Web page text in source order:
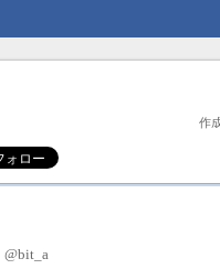
作
@bit_a